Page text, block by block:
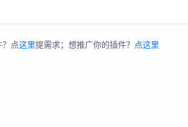
？点这里提需求；想推广你的插件？ 点这里